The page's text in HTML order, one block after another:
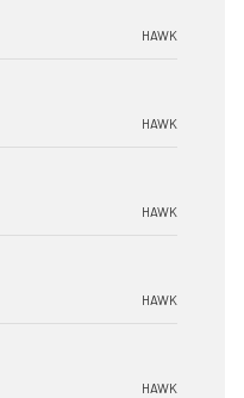
HAWK
HAWK
HAWK
HAWK
HAWK